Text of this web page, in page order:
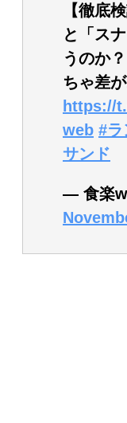
【徹底
と「ス
うのか
ちゃ差
https://
web #ラ
サンド
— 食楽